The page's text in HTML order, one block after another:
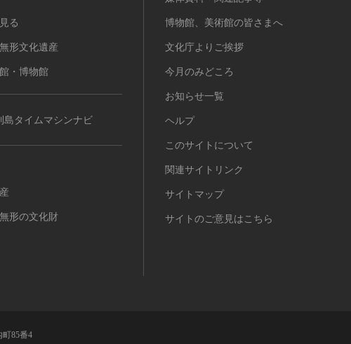
る
形文化遺産
・博物館
島タイムマシンナビ
形の文化財
博物館、美術館の皆さまへ
文化庁よりご挨拶
今月のみどころ
お知らせ一覧
ヘルプ
このサイトについて
関連サイトリンク
サイトマップ
サイトのご意見はこちら
85番4